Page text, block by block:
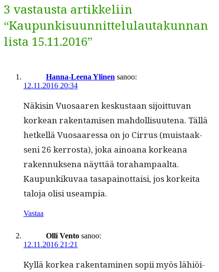
3 vastausta artikkeliin
“Kaupunkisuunnittelulautakunnan
lista 15.11.2016”
Hanna-Leena Ylinen sanoo:
12.11.2016 20:34
Näk­isin Vuosaaren keskus­taan sijoit­tuvan
korkean rak­en­tamisen mah­dol­lisuute­na. Täl­lä
het­kel­lä Vuosaa­res­sa on jo Cir­rus (muis­taak­
seni 26 ker­rosta), joka ain­oana korkeana
raken­nuk­se­na näyt­tää tora­ham­paal­ta.
Kaupunkiku­vaa tas­apain­ot­taisi, jos korkei­ta
talo­ja olisi useampia.
Vastaa
Olli Vento sanoo:
12.11.2016 21:21
Kyl­lä korkea rak­en­t­a­mi­nen sopii myös lähiöi­